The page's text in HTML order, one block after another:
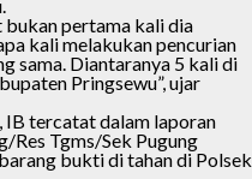
bukan pertama kali dia
kali melakukan pencurian
sama. Diantaranya 5 kali di
Pringsewu”, ujar
IB tercatat dalam laporan
Tgms/Sek Pugung
bukti di tahan di Polsek